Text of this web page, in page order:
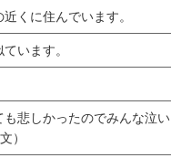
くに住んでいます。
います。
も悲しかったのでみんな泣い
）